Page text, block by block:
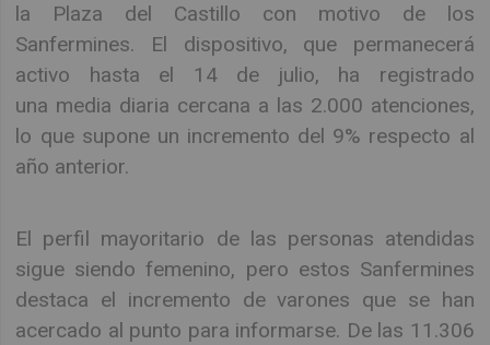
la Plaza del Castillo con motivo de los
Sanfermines. El dispositivo, que permanecerá
activo hasta el 14 de julio, ha registrado
una media diaria cercana a las 2.000 atenciones,
lo que supone un incremento del 9% respecto al
año anterior.
El perfil mayoritario de las personas atendidas
sigue siendo femenino, pero estos Sanfermines
destaca el incremento de varones que se han
acercado al punto para informarse. De las 11.306